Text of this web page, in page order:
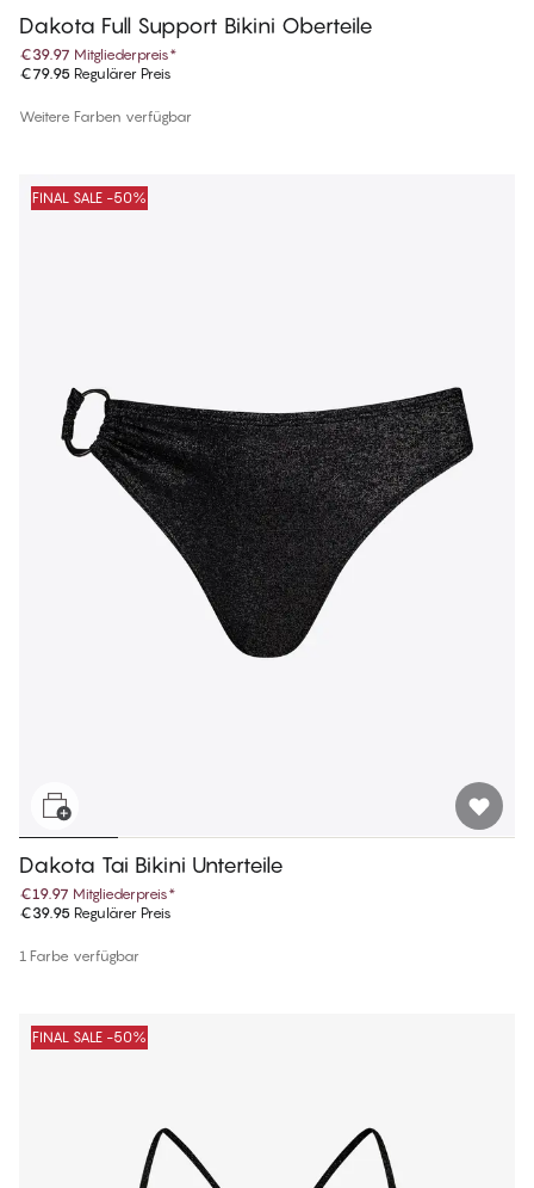
Dakota Full Support Bikini Oberteile
€39.97 Mitgliederpreis*
€79.95 Regulärer Preis
Weitere Farben verfügbar
FINAL SALE -50%
Dakota Tai Bikini Unterteile
€19.97 Mitgliederpreis*
€39.95 Regulärer Preis
1 Farbe verfügbar
FINAL SALE -50%